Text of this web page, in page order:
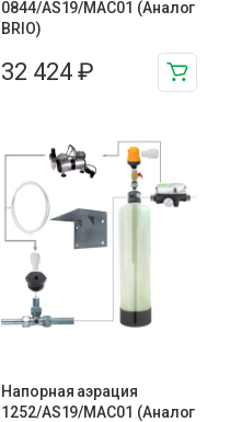
0844/AS19/MAC01 (Аналог
BRIO)
32 424 ₽
Напорная аэрация
1252/AS19/MAC01 (Аналог